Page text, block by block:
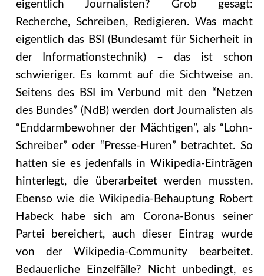
eigentlich Journalisten? Grob gesagt:
Recherche, Schreiben, Redigieren. Was macht
eigentlich das BSI (Bundesamt für Sicherheit in
der Informationstechnik) – das ist schon
schwieriger. Es kommt auf die Sichtweise an.
Seitens des BSI im Verbund mit den “Netzen
des Bundes” (NdB) werden dort Journalisten als
“Enddarmbewohner der Mächtigen”, als “Lohn-
Schreiber” oder “Presse-Huren” betrachtet. So
hatten sie es jedenfalls in Wikipedia-Einträgen
hinterlegt, die überarbeitet werden mussten.
Ebenso wie die Wikipedia-Behauptung Robert
Habeck habe sich am Corona-Bonus seiner
Partei bereichert, auch dieser Eintrag wurde
von der Wikipedia-Community bearbeitet.
Bedauerliche Einzelfälle? Nicht unbedingt, es